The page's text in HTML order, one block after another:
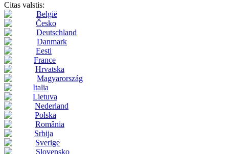
Citas valstis:
België
Česko
Deutschland
Danmark
Eesti
France
Hrvatska
Magyarország
Italia
Lietuva
Nederland
Polska
România
Srbija
Sverige
Slovensko